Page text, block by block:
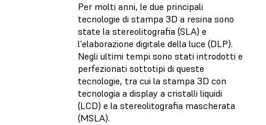
Per molti anni, le due principali
tecnologie di stampa 3D a resina sono
state la stereolitografia (SLA) e
l'elaborazione digitale della luce (DLP).
Negli ultimi tempi sono stati introdotti e
perfezionati sottotipi di queste
tecnologie, tra cui la stampa 3D con
tecnologia a display a cristalli liquidi
(LCD) e la stereolitografia mascherata
(MSLA).